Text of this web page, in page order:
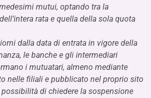
mutui, optando tra la
rata e quella della sola quota
dalla data di entrata in vigore della
le banche e gli intermediari
i mutuatari, almeno mediante
nelle filiali e pubblicato nel proprio sito
di chiedere la sospensione